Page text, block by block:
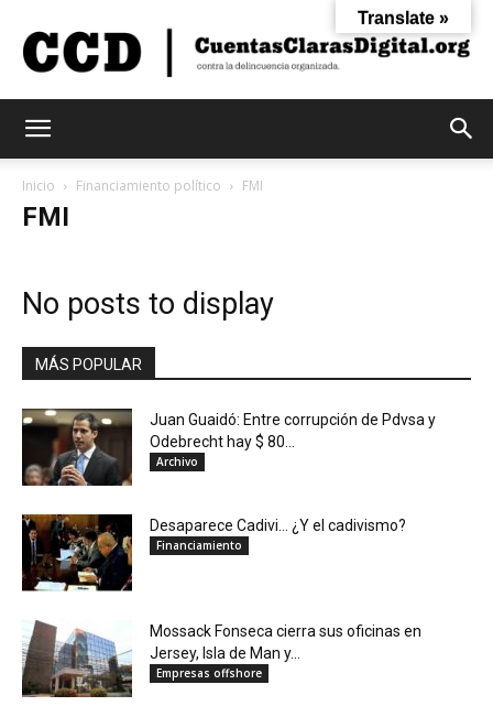
Inicio Financiamiento político FMI
FMI
No posts to display
MÁS POPULAR
Juan Guaidó: Entre corrupción de Pdvsa y
Odebrecht hay $ 80...
Archivo
Desaparece Cadivi… ¿Y el cadivismo?
Financiamiento
Mossack Fonseca cierra sus oficinas en
Jersey, Isla de Man y...
Empresas offshore
Translate »